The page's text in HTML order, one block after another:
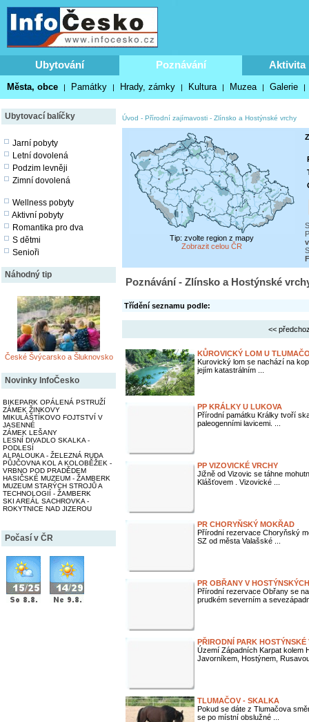
Ubytování Poznávání Aktivita
Města, obce | Památky | Hrady, zámky | Kultura | Muzea | Galerie |
Ubytovací balíčky
Jarní pobyty
Letní dovolená
Podzim levněji
Zimní dovolená
Wellness pobyty
Aktivní pobyty
Romantika pro dva
S dětmi
Senioři
Náhodný tip
České Švýcarsko a Šluknovsko
Novinky InfoČesko
BIKEPARK OPÁLENÁ PSTRUŽÍ
ZÁMEK ŽINKOVY
MIKULÁŠTÍKOVO FOJTSTVÍ V
JASENNÉ
ZÁMEK LEŠANY
LESNÍ DIVADLO SKALKA -
PODLESÍ
ALPALOUKA - ŽELEZNÁ RUDA
PŮJČOVNA KOL A KOLOBĚŽEK -
VRBNO POD PRADĚDEM
HASIČSKÉ MUZEUM - ŽAMBERK
MUZEUM STARÝCH STROJŮ A
TECHNOLOGIÍ - ŽAMBERK
SKI AREÁL SACHROVKA -
ROKYTNICE NAD JIZEROU
Počasí v ČR
Úvod - Přírodní zajímavosti - Zlínsko a Hostýnské vrchy
Tip: zvolte region z mapy
Zobrazit celou ČR
Poznávání - Zlínsko a Hostýnské
Třídění seznamu podle:
<<
KŮROVICKÝ LOM U
Kurovický lom se nachází na
jejím katastrálním ...
PP KRÁLKY U LUKOVA
Přírodní památku Králky tvoří
paleogenními lavicemi. ...
PP VIZOVICKÉ VRCHY
Jižně od Vizovic se táhne
Klášťovem . Vizovické ...
PR CHORYŇSKÝ MOKŘAD
Přírodní rezervace Choryňský
SZ od města Valašské ...
PR OBŘANY V
Přírodní rezervace Obřany se
prudkém severním a
PŘIRODNÍ PARK HOSTÝNSKÉ
Území Západních Karpat kolem
Javorníkem, Hostýnem,
TLUMAČOV - SKALKA
Pokud se dáte z Tlumačova
se po místní obslužné ...